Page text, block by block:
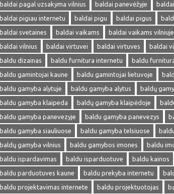
baldai pagal uzsakyma vilnius
baldai panevėžyje
baldai pigiau internetu
baldai pigu baldai pigus
baldai svetaines
baldai vaikams baldai vaikams vilniuje
baldai vilnius
baldai virtuvei baldai virtuves baldai
baldu dizainas
baldu furnitura internetu baldu
baldu gamintojai kaune
baldu gamintojai lietuvoje
baldu gamyba alytuje
baldu gamyba alytus baldų
baldu gamyba klaipeda
baldų gamyba klaipėdoje
baldu gamyba panevezyje
baldu gamyba panevezys
baldu gamyba siauliuose
baldu gamyba telsiuose
baldų gamyba vilnius
baldu gamybos imones baldu
baldu ispardavimas
baldu isparduotuve baldu kainos
baldu parduotuves kaune
baldu prekyba internetu
baldu projektavimas internete
baldu projektuotojas